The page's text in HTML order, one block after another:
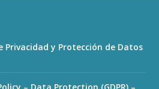
Privacidad y Protección de Datos